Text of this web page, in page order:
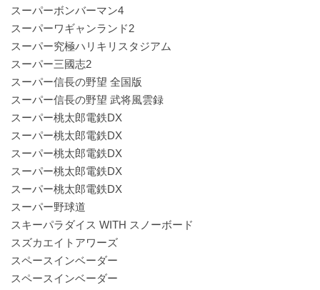
スーパーボンバーマン4
スーパーワギャンランド2
スーパー究極ハリキリスタジアム
スーパー三國志2
スーパー信長の野望 全国版
スーパー信長の野望 武将風雲録
スーパー桃太郎電鉄DX
スーパー桃太郎電鉄DX
スーパー桃太郎電鉄DX
スーパー桃太郎電鉄DX
スーパー桃太郎電鉄DX
スーパー野球道
スキーパラダイス WITH スノーボード
スズカエイトアワーズ
スペースインベーダー
スペースインベーダー